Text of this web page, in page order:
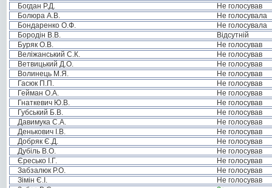
Богдан Р.Д.
Не голосував
Болюра А.В.
Не голосувала
Бондаренко О.Ф.
Не голосувала
Бородін В.В.
Відсутній
Буряк О.В.
Не голосував
Веліжанський С.К.
Не голосував
Ветвицький Д.О.
Не голосував
Волинець М.Я.
Не голосував
Гасюк П.П.
Не голосував
Гейман О.А.
Не голосував
Гнаткевич Ю.В.
Не голосував
Губський Б.В.
Не голосував
Давимука С.А.
Не голосував
Денькович І.В.
Не голосував
Добряк Є.Д.
Не голосував
Дубіль В.О.
Не голосував
Єресько І.Г.
Не голосував
Забзалюк Р.О.
Не голосував
Зімін Є.І.
Не голосував